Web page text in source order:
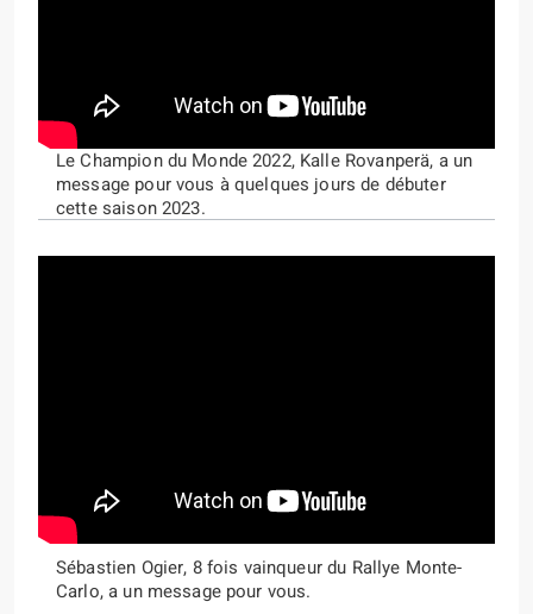
Le Champion du Monde 2022, Kalle Rovanperä, a un
message pour vous à quelques jours de débuter
cette saison 2023.
Sébastien Ogier, 8 fois vainqueur du Rallye Monte-
Carlo, a un message pour vous.